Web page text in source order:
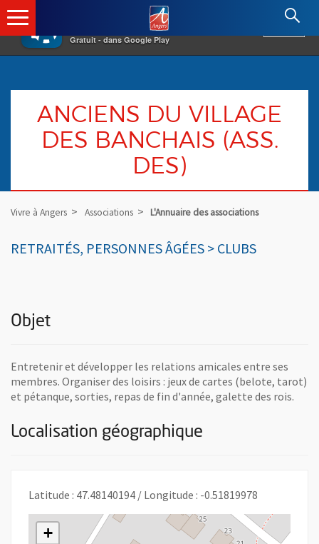
×
Gratuit - dans Google Play
Angers.fr : Retour à l'accueil
ANCIENS DU VILLAGE
DES BANCHAIS (ASS.
DES)
Vivre à Angers Associations L'Annuaire des associations
RETRAITÉS, PERSONNES ÂGÉES > CLUBS
Objet
Entretenir et développer les relations amicales entre ses
membres. Organiser des loisirs : jeux de cartes (belote, tarot)
et pétanque, sorties, repas de fin d'année, galette des rois.
Localisation géographique
Latitude : 47.48140194 / Longitude : -0.51819978
+